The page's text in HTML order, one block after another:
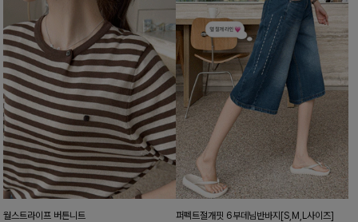
월스트라이프 버튼니트 퍼펙트절개핏 6부데님반바지[S,M,L사이즈]